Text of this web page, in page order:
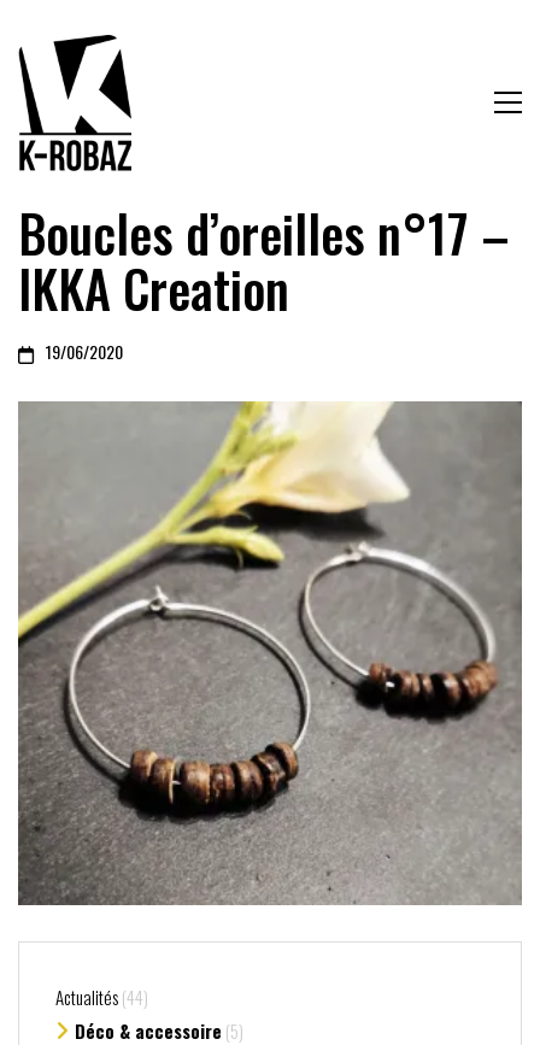
Boucles d’oreilles n°17 –
IKKA Creation
19/06/2020
Actualités(44)
Déco & accessoire (5)